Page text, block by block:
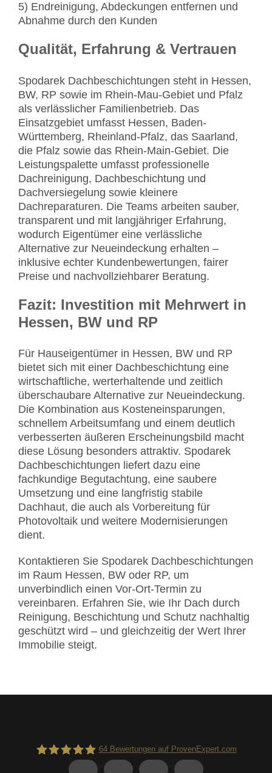
5) Endreinigung, Abdeckungen entfernen und
Abnahme durch den Kunden
Qualität, Erfahrung & Vertrauen
Spodarek Dachbeschichtungen steht in Hessen,
BW, RP sowie im Rhein-Mau-Gebiet und Pfalz
als verlässlicher Familienbetrieb. Das
Einsatzgebiet umfasst Hessen, Baden-
Württemberg, Rheinland-Pfalz, das Saarland,
die Pfalz sowie das Rhein-Main-Gebiet. Die
Leistungspalette umfasst professionelle
Dachreinigung, Dachbeschichtung und
Dachversiegelung sowie kleinere
Dachreparaturen. Die Teams arbeiten sauber,
transparent und mit langjähriger Erfahrung,
wodurch Eigentümer eine verlässliche
Alternative zur Neueindeckung erhalten –
inklusive echter Kundenbewertungen, fairer
Preise und nachvollziehbarer Beratung.
Fazit: Investition mit Mehrwert in
Hessen, BW und RP
Für Hauseigentümer in Hessen, BW und RP
bietet sich mit einer Dachbeschichtung eine
wirtschaftliche, werterhaltende und zeitlich
überschaubare Alternative zur Neueindeckung.
Die Kombination aus Kosteneinsparungen,
schnellem Arbeitsumfang und einem deutlich
verbesserten äußeren Erscheinungsbild macht
diese Lösung besonders attraktiv. Spodarek
Dachbeschichtungen liefert dazu eine
fachkundige Begutachtung, eine saubere
Umsetzung und eine langfristig stabile
Dachhaut, die auch als Vorbereitung für
Photovoltaik und weitere Modernisierungen
dient.
Kontaktieren Sie Spodarek Dachbeschichtungen
im Raum Hessen, BW oder RP, um
unverbindlich einen Vor-Ort-Termin zu
vereinbaren. Erfahren Sie, wie Ihr Dach durch
Reinigung, Beschichtung und Schutz nachhaltig
geschützt wird – und gleichzeitig der Wert Ihrer
Immobilie steigt.
64Bewertungen auf ProvenExpert.com